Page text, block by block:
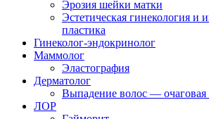
Эрозия шейки матки
Эстетическая гинекология и
пластика
Гинеколог-эндокринолог
Маммолог
Эластография
Дерматолог
Выпадение волос — очаговая
ЛОР